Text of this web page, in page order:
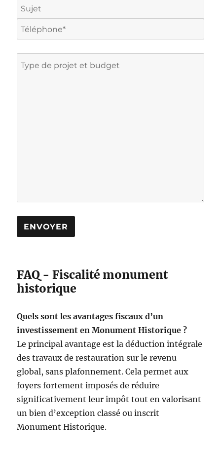
FAQ - Fiscalité monument
historique
Quels sont les avantages fiscaux d’un
investissement en Monument Historique ?
Le principal avantage est la déduction intégrale
des travaux de restauration sur le revenu
global, sans plafonnement. Cela permet aux
foyers fortement imposés de réduire
significativement leur impôt tout en valorisant
un bien d’exception classé ou inscrit
Monument Historique.